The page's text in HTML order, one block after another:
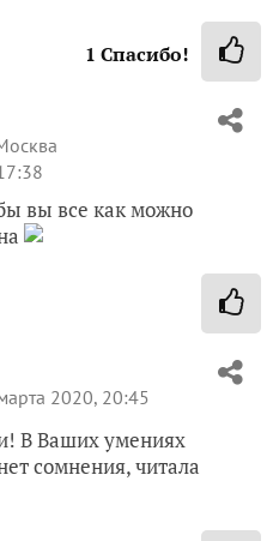
1 Спасибо!
вы все как можно
2020, 20:45
В Ваших умениях
сомнения, читала